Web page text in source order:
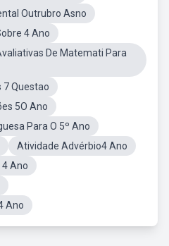
Outrubro Asno
4 Ano
De Matemati Para
Questao
5O Ano
Para O 5º Ano
Atividade Advérbio4 Ano
Ano
Ano